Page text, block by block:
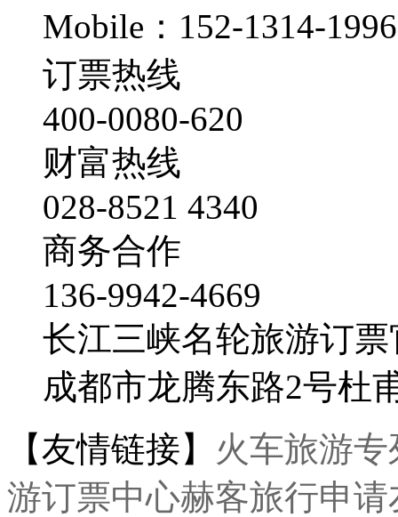
Mobile：152-1314-1996
订票热线
400-0080-620
财富热线
028-8521 4340
商务合作
136-9942-4669
长江三峡名轮旅游订
成都市龙腾东路2号杜
【友情链接】 火车旅游专
游订票中心赫客旅行申请